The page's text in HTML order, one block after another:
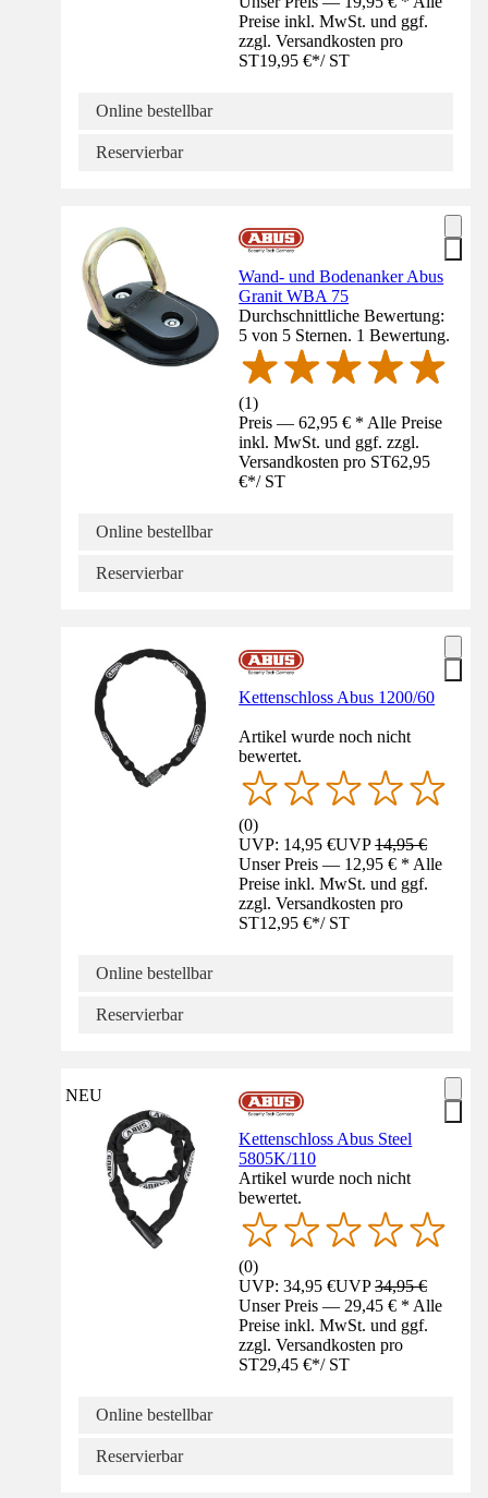
Preise inkl. MwSt. und ggf.
zzgl. Versandkosten pro
ST19,95 €*/ ST
Online bestellbar
Reservierbar
Wand- und Bodenanker Abus
Granit WBA 75
Durchschnittliche Bewertung:
5 von 5 Sternen. 1 Bewertung.
(1)
Preis — 62,95 € * Alle Preise
inkl. MwSt. und ggf. zzgl.
Versandkosten pro ST62,95
€*/ ST
Online bestellbar
Reservierbar
Kettenschloss Abus 1200/60
Artikel wurde noch nicht
bewertet.
(0)
UVP: 14,95 €UVP14,95 €
Unser Preis — 12,95 € * Alle
Preise inkl. MwSt. und ggf.
zzgl. Versandkosten pro
ST12,95 €*/ ST
Online bestellbar
Reservierbar
NEU
Kettenschloss Abus Steel
5805K/110
Artikel wurde noch nicht
bewertet.
(0)
UVP: 34,95 €UVP34,95 €
Unser Preis — 29,45 € * Alle
Preise inkl. MwSt. und ggf.
zzgl. Versandkosten pro
ST29,45 €*/ ST
Online bestellbar
Reservierbar